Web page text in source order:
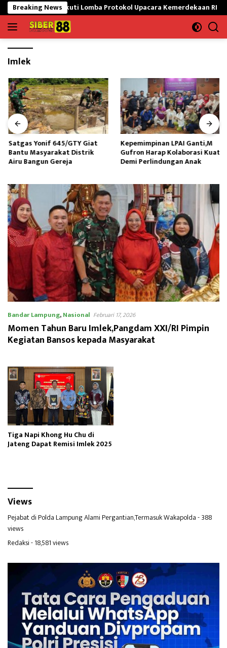
Langsung
ke
konten
Breaking News
Siap Ikuti Lomba Protokol Upacara Kemerdekaan RI Tingkat
Imlek
Satgas Yonif 645/GTY Giat
Bantu Masyarakat Distrik
Airu Bangun Gereja ‎
Kepemimpinan LPAI Ganti,M
Gufron Harap Kolaborasi Kuat
Demi Perlindungan Anak
Bandar Lampung,Nasional Februari 17, 2026
Momen Tahun Baru Imlek,Pangdam XXI/RI Pimpin
Kegiatan Bansos kepada Masyarakat
Tiga Napi Khong Hu Chu di
Jateng Dapat Remisi Imlek 2025
Views
Pejabat di Polda Lampung Alami Pergantian,Termasuk Wakapolda- 388
views
Redaksi- 18,581 views